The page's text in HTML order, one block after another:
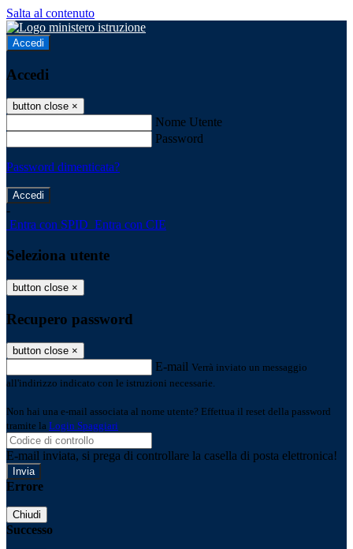
Salta al contenuto
Accedi
Accedi
button close ×
Nome Utente
Password
Password dimenticata?
-
Entra con SPID Entra con CIE
Seleziona utente
button close ×
Recupero password
button close ×
E-mail Verrà inviato un messaggio
all'indirizzo indicato con le istruzioni necessarie.
Non hai una e-mail associata al nome utente? Effettua il reset della password
tramite la Login Spaggiari
E-mail inviata, si prega di controllare la casella di posta elettronica!
Errore
Chiudi
Successo